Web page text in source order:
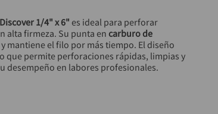
1/4" x 6" es ideal para perforar
alta firmeza. Su punta en carburo de
mantiene el filo por más tiempo. El diseño
que permite perforaciones rápidas, limpias y
desempeño en labores profesionales.